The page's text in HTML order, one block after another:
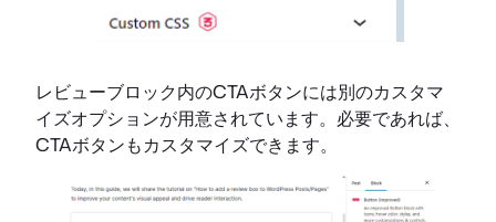
レビューブロック内のCTAボタンには別のカスタマ
イズオプションが用意されています。必要であれば、
CTAボタンもカスタマイズできます。